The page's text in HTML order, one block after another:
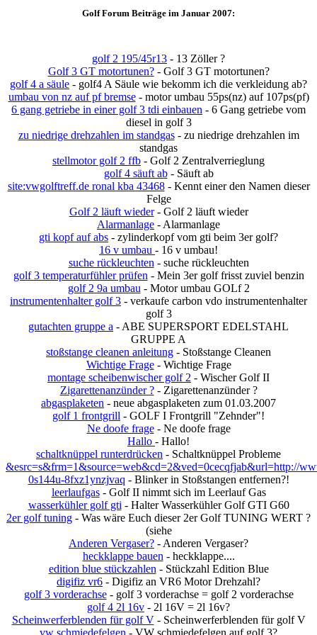
Golf Forum Beiträge im Januar 2007:
golf 2 195/45r13 - 13 Zöller ?
Golf 3 GT motortunen?- Golf 3 GT motortunen?
golf 4 a säule - golf4 A Säule wie bekomm ich die verkleidung ab?
umbau von nz auf pf bremse- motor umbau 55ps(nz) auf 107ps(pf)
6 gang getriebe in einer golf 3 tdi einbauen - 6 Gang getriebe vom
diesel in golf 3
zu niedrige drehzahlen im standgas- zu niedrige drehzahlen im
standgas
stellmotor golf 2 ffb - Golf 2 Zentralverrieglung
golf 4 säuft ab- Säuft ab
site:vwgolftreff.de ronal kba 43468- Kennt einer den Namen dieser
Felge
Golf 2 läuft wieder- Golf 2 läuft wieder
Alarmanlage - Alarmanlage
gti kopf auf abs - zylinderkopf vom gti beim 3er golf?
16 v umbau - 16 v umbau!
suche rückleuchten - suche rückleuchten
golf 3 temperaturfühler prüfen - Mein 3er golf frisst zuviel benzin
golf 2 9a umbau - Motor umbau GOLf 2
instrumentenhalter golf 3 - verkaufe carbon vdo instrumentenhalter
golf 3
gutachten gruppe a - ABE SUPERSPORT EDELSTAHL
GRUPPE A
stoßstange cleanen anleitung - Stoßstange Cleanen
Wichtige Frage- Wichtige Frage
montage scheibenwischer golf 2 - Wischer Golf II
Zigarettenanzünder ?- Zigarettenanzünder ?
abgasplaketen - neue abgasplaketen zum 01.03.2007
golf 1 frontgrill - GOLF I Frontgrill "Zehnder"!
Ne doofe frage- Ne doofe frage
Hallo - Hallo!
schaltknüppel runterdrücken - Schaltknüppel Probleme
&esrc=s&frm=1&source=web&cd=2&ved=0cecqfjab&url=http://
0s144u-8fxz1ynzjvaq - Blinker in Stoßstangen entfernen?!
leerlaufgas- Golf II nimmt sich im Leerlauf Gas
wasserkühler golf gti - Halter Wasserkühler Golf GTI G60
2er golf tuning - Was wäre Euch dieser 2er Golf TUNING WERT ?
(siehe
Anderen Vergaser? - Anderen Vergaser?
heckklappe bauen - heckklappe....
edition blue stückzahlen - Stückzahl Edition Blue
digifiz vr6 - Digifiz an VR6 Motor Drehzahl?
golf 3 vorderachse- golf 3 vorderachse = golf 2 vorderachse
golf 4 2l 16v - 2l 16V = 2l 16v?
Scheinwerferblenden für golf V- Scheinwerferblenden für golf V
vw schmiedefelgen - VW schmiedefelgen auf golf 3?